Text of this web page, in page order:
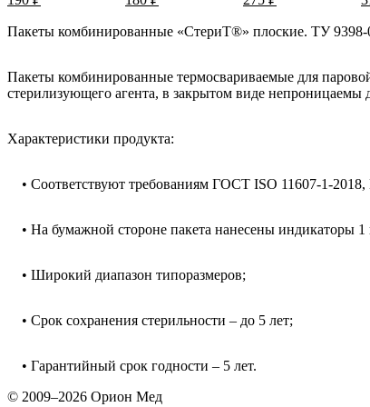
Пакеты комбинированные «СтериТ®» плоские. ТУ 9398-
Пакеты комбинированные термосвариваемые для
стерилизующего агента, в закрытом виде непроницаемы
Характеристики продукта:
• Соответствуют требованиям ГОСТ ISO 11607-1-2018,
• На бумажной стороне пакета нанесены индикаторы
• Широкий диапазон типоразмеров;
• Срок сохранения стерильности – до 5 лет;
• Гарантийный срок годности – 5 лет.
© 2009–2026 Орион Мед